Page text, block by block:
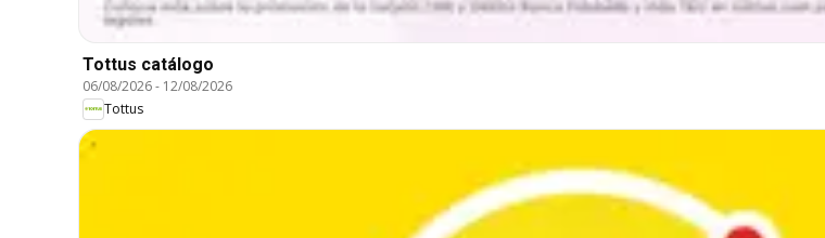
Tottus catálogo
06/08/2026- 12/08/2026
Tottus